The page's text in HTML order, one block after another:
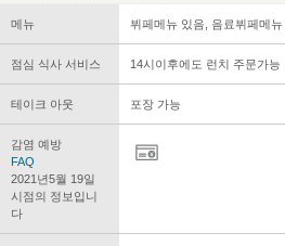
메뉴 뷔페메뉴 있음, 음료뷔페메
점심 식사 서비스 14시이후에도 런치 주문가능
테이크 아웃 포장 가능
감염 예방
FAQ
2021년5월 19일
시점의 정보입니
다